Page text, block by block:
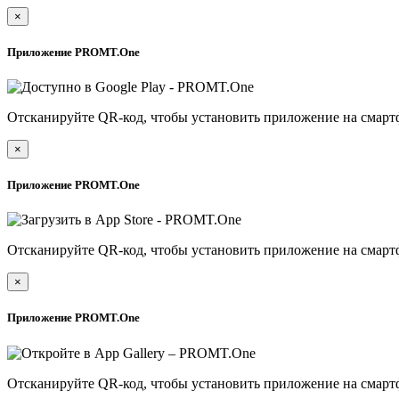
×
Приложение PROMT.One
Отсканируйте QR-код, чтобы установить приложение на
×
Приложение PROMT.One
Отсканируйте QR-код, чтобы установить приложение на
×
Приложение PROMT.One
Отсканируйте QR-код, чтобы установить приложение на